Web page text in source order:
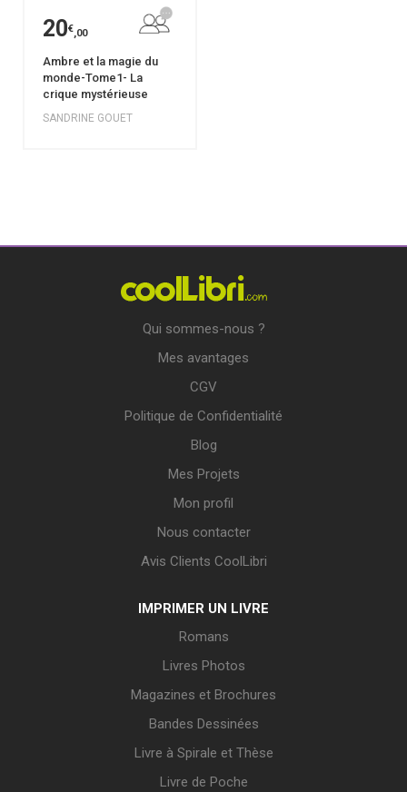
20€,00
Ambre et la magie du
monde-Tome1- La
crique mystérieuse
SANDRINE GOUET
Qui sommes-nous ?
Mes avantages
CGV
Politique de Confidentialité
Blog
Mes Projets
Mon profil
Nous contacter
Avis Clients CoolLibri
IMPRIMER UN LIVRE
Romans
Livres Photos
Magazines et Brochures
Bandes Dessinées
Livre à Spirale et Thèse
Livre de Poche